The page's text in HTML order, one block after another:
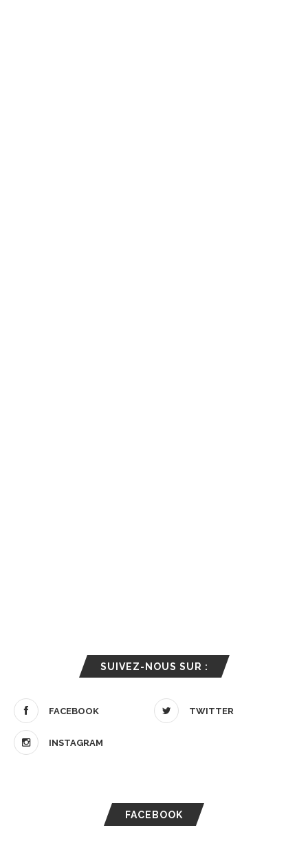
SUIVEZ-NOUS SUR :
FACEBOOK TWITTER
INSTAGRAM
FACEBOOK